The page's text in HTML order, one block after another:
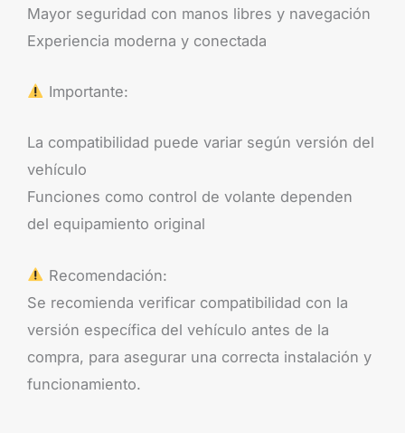
Mayor seguridad con manos libres y navegación
Experiencia moderna y conectada
Importante:
La compatibilidad puede variar según versión del
vehículo
Funciones como control de volante dependen
del equipamiento original
Recomendación:
Se recomienda verificar compatibilidad con la
versión específica del vehículo antes de la
compra, para asegurar una correcta instalación y
funcionamiento.